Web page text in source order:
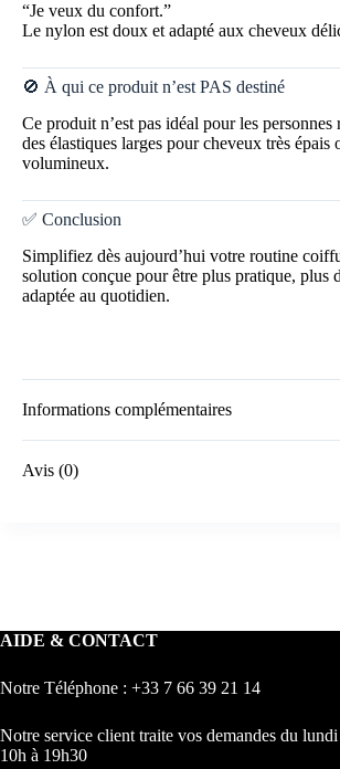
“Je veux du confort.”
Le nylon est doux et adapté aux cheveux
🚫 À qui ce produit n’est PAS destiné
Ce produit n’est pas idéal pour les personnes
des élastiques larges pour cheveux très épais
volumineux.
✅ Conclusion
Simplifiez dès aujourd’hui votre routine
solution conçue pour être plus pratique, plus
adaptée au quotidien.
Informations complémentaires
Avis (0)
AIDE & CONTACT
Notre Téléphone : +33 7 66 39 21 14
Notre service client traite vos demandes du
10h à 19h30